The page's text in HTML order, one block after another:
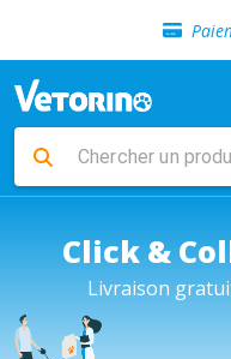
Livraison
Sélection
Livraison
Click &
Livraison